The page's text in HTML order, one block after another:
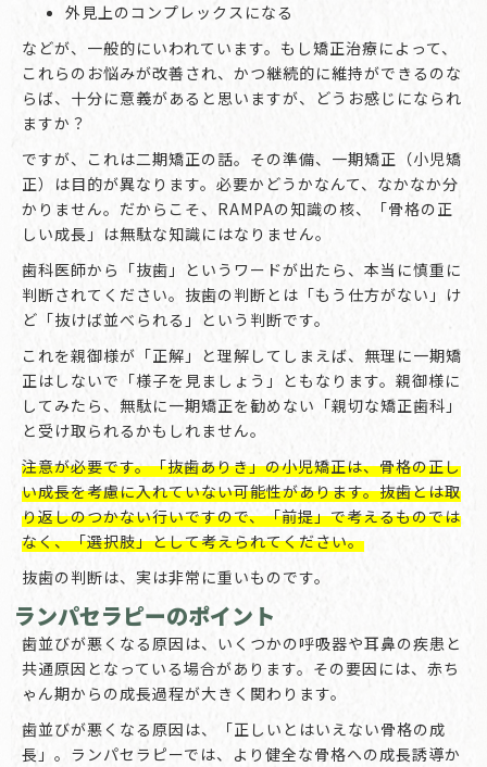
外見上のコンプレックスになる
などが、一般的にいわれています。もし矯正治療によって、
これらのお悩みが改善され、かつ継続的に維持ができるのな
らば、十分に意義があると思いますが、どうお感じになられ
ますか？
ですが、これは二期矯正の話。その準備、一期矯正（小児矯
正）は目的が異なります。必要かどうかなんて、なかなか分
かりません。だからこそ、RAMPAの知識の核、「骨格の正
しい成長」は無駄な知識にはなりません。
歯科医師から「抜歯」というワードが出たら、本当に慎重に
判断されてください。抜歯の判断とは「もう仕方がない」け
ど「抜けば並べられる」という判断です。
これを親御様が「正解」と理解してしまえば、無理に一期矯
正はしないで「様子を見ましょう」ともなります。親御様に
してみたら、無駄に一期矯正を勧めない「親切な矯正歯科」
と受け取られるかもしれません。
注意が必要です。「抜歯ありき」の小児矯正は、骨格の正し
い成長を考慮に入れていない可能性があります。抜歯とは取
り返しのつかない行いですので、「前提」で考えるものでは
なく、「選択肢」として考えられてください。
抜歯の判断は、実は非常に重いものです。
ランパセラピーのポイント
歯並びが悪くなる原因は、いくつかの呼吸器や耳鼻の疾患と
共通原因となっている場合があります。その要因には、赤ち
ゃん期からの成長過程が大きく関わります。
歯並びが悪くなる原因は、「正しいとはいえない骨格の成
長」。ランパセラピーでは、より健全な骨格への成長誘導か